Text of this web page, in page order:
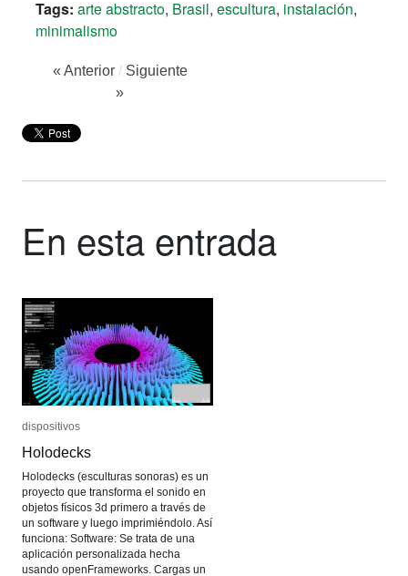
Tags: arte abstracto, Brasil, escultura, instalación,
minimalismo
« Anterior / Siguiente
»
En esta entrada
dispositivos
Holodecks
Holodecks (esculturas sonoras) es un
proyecto que transforma el sonido en
objetos físicos 3d primero a través de
un software y luego imprimiéndolo. Así
funciona: Software: Se trata de una
aplicación personalizada hecha
usando openFrameworks. Cargas un
dispositivos
Holodecks